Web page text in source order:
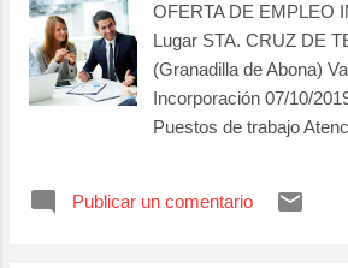
OFERTA DE EMPLEO
Lugar STA. CRUZ DE
(Granadilla de Abona)
Incorporación 07/10/
Puestos de trabajo
COMERCIAL
Publicar un comentario